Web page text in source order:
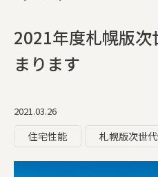
こだわり
2021年度札幌版
まります
2021.03.26
住宅性能 札幌版次世